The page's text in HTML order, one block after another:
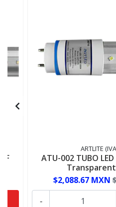
ARTLITE
ATU-002 TUBO
$2,088.67 MXN
-